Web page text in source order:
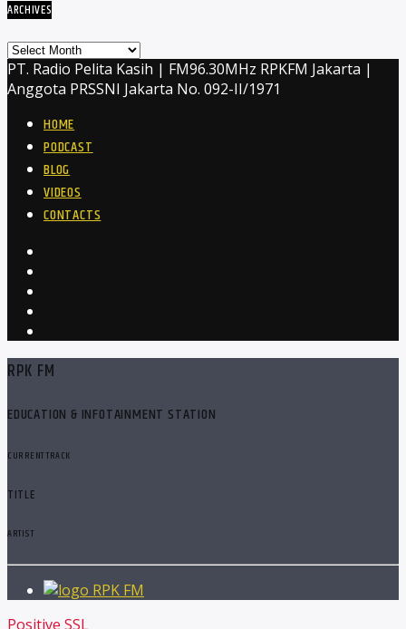
ARCHIVES
Archives
PT. Radio Pelita Kasih | FM96.30MHz RPKFM Jakarta |
Anggota PRSSNI Jakarta No. 092-II/1971
HOME
PODCAST
BLOG
VIDEOS
CONTACTS
RPK FM
EDUCATION & INFOTAINMENT STATION
CURRENT TRACK
TITLE
ARTIST
RPK FM
Positive SSL